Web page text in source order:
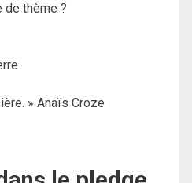
de thème ?
» Anaïs Croze